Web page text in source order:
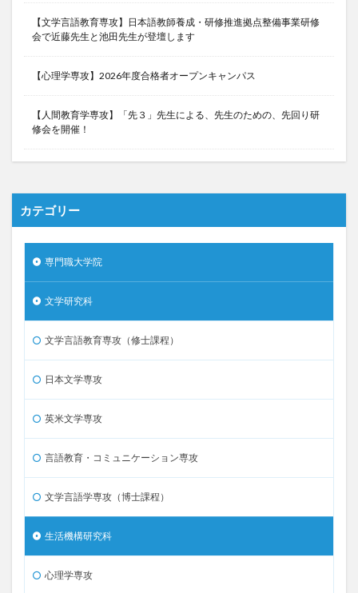
【文学言語教育専攻】日本語教師養成・研修推進拠点整備事業研修
会で近藤先生と池田先生が登壇します
【心理学専攻】2026年度合格者オープンキャンパス
【人間教育学専攻】「先３」先生による、先生のための、先回り研
修会を開催！
カテゴリー
専門職大学院
文学研究科
文学言語教育専攻（修士課程）
日本文学専攻
英米文学専攻
言語教育・コミュニケーション専攻
文学言語学専攻（博士課程）
生活機構研究科
心理学専攻